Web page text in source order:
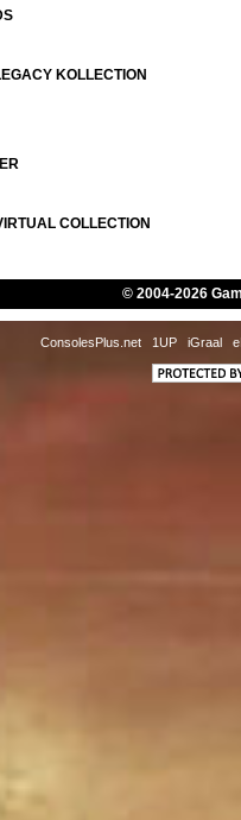
KOLLECTION
COLLECTION
HUMAN
© 2004-2026
ConsolesPlus.net 1UP iGraal